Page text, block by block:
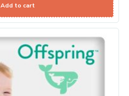
Add to cart